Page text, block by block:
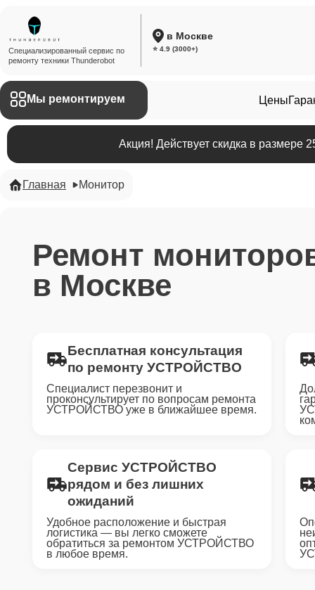
Специализированный сервис по
ремонту техники Thunderobot
в Москве
⭐ 4.9 (3000+)
Мы ремонтируем Цены
Акция! Действует скидка в
Главная Монитор
Ремонт
в Москве
Бесплатная консультация
по ремонту УСТРОЙСТВО
Специалист перезвонит и
проконсультирует по вопросам ремонта
УСТРОЙСТВО уже в ближайшее время.
Сервис УСТРОЙСТВО
рядом и без лишних
ожиданий
Удобное расположение и быстрая
логистика — вы легко сможете
обратиться за ремонтом УСТРОЙСТВО
в любое время.